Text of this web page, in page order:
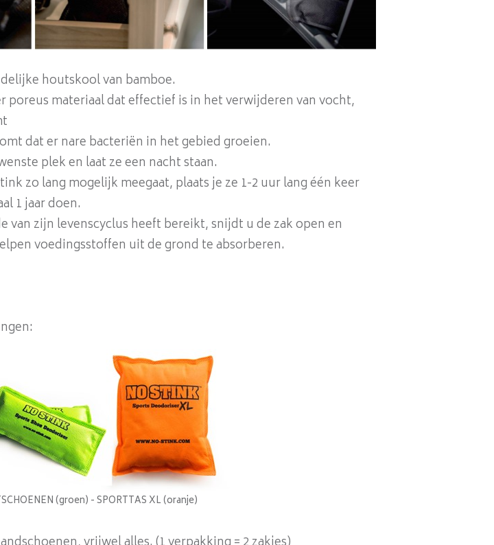
houtskool van bamboe.
poreus materiaal dat effectief is in het verwijderen van vocht,
dat er nare bacteriën in het gebied groeien.
plek en laat ze een nacht staan.
zo lang mogelijk meegaat, plaats je ze 1-2 uur lang één keer
1 jaar doen.
zijn levenscyclus heeft bereikt, snijdt u de zak open en
voedingsstoffen uit de grond te absorberen.
(groen) - SPORTTAS XL (oranje)